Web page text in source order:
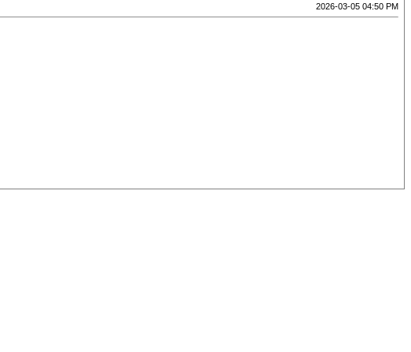
2026-03-05 04:50 PM